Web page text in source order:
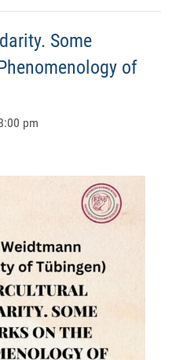
Some
of
pm